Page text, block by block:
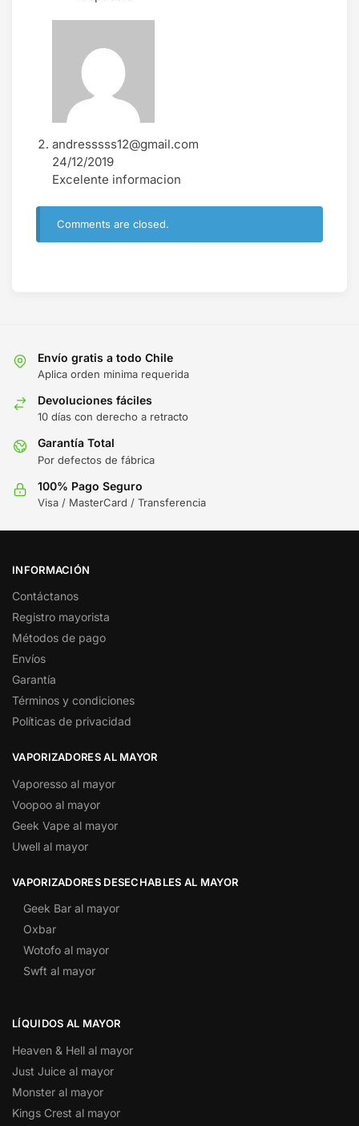
andresssss12@gmail.com
24/12/2019
Excelente informacion
Comments are closed.
Envío gratis a todo Chile
Aplica orden minima requerida
Devoluciones fáciles
10 días con derecho a retracto
Garantía Total
Por defectos de fábrica
100% Pago Seguro
Visa / MasterCard / Transferencia
INFORMACIÓN
Contáctanos
Registro mayorista
Métodos de pago
Envíos
Garantía
Términos y condiciones
Políticas de privacidad
VAPORIZADORES AL MAYOR
Vaporesso al mayor
Voopoo al mayor
Geek Vape al mayor
Uwell al mayor
VAPORIZADORES DESECHABLES AL MAYOR
Geek Bar al mayor
Oxbar
Wotofo al mayor
Swft al mayor
LÍQUIDOS AL MAYOR
Heaven & Hell al mayor
Just Juice al mayor
Monster al mayor
Kings Crest al mayor